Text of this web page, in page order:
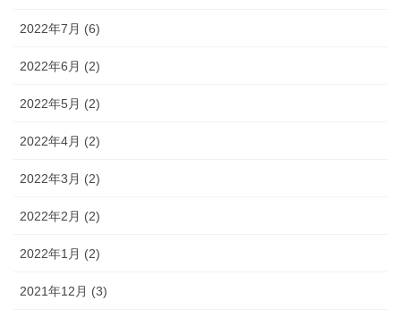
2022年7月 (6)
2022年6月 (2)
2022年5月 (2)
2022年4月 (2)
2022年3月 (2)
2022年2月 (2)
2022年1月 (2)
2021年12月 (3)